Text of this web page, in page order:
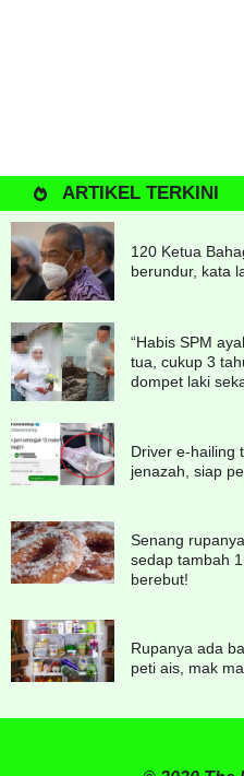
ARTIKEL TERKINI
120 Ketua
berundur, kata
“Habis SPM
tua, cukup 3
dompet laki
Driver e-hailing
jenazah, siap
Senang
sedap tambah 1
berebut!
Rupanya ada
peti ais, mak